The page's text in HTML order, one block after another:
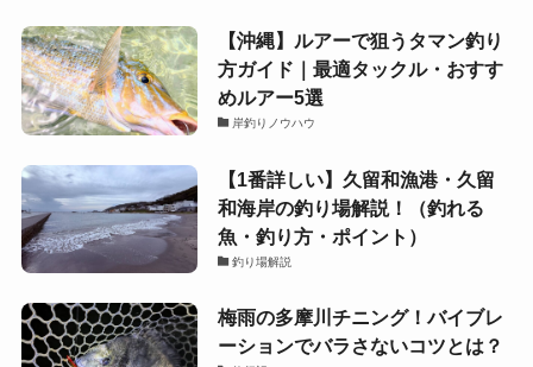
【沖縄】ルアーで狙うタマン釣り
方ガイド｜最適タックル・おすす
めルアー5選
岸釣りノウハウ
【1番詳しい】久留和漁港・久留
和海岸の釣り場解説！（釣れる
魚・釣り方・ポイント）
釣り場解説
梅雨の多摩川チニング！バイブレ
ーションでバラさないコツとは？